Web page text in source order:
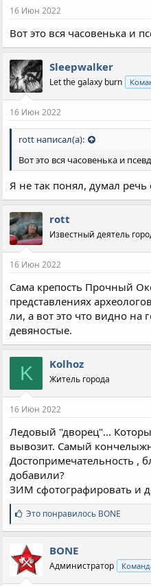
16 Июн 2022
Вот это вся часовенька и
Sleepwalker
Let the galaxy burn
16 Июн 2022
rott написал(а):
Вот это вся часовенька и
Я не так понял, думал
rott
Известный деятель
16 Июн 2022
Сама крепость Прочный
представлениях
ли, а вот это что видно на
девяностые.
K Kolhoz
Житель города
16 Июн 2022
Ледовый "дворец"...
вывозит. Самый
Достопримечательность ,
добавили?
ЗИМ сфотографировать и
С
и
м
п
а
т
и
Это понравилось BONE
BONE
Администратор